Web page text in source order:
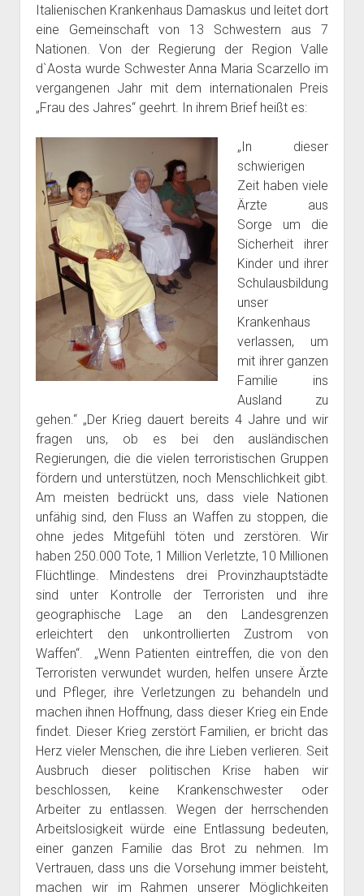
Italienischen Krankenhaus Damaskus und leitet dort
eine Gemeinschaft von 13 Schwestern aus 7
Nationen. Von der Regierung der Region Valle
d`Aosta wurde Schwester Anna Maria Scarzello im
vergangenen Jahr mit dem internationalen Preis
„Frau des Jahres“ geehrt. In ihrem Brief heißt es:
„In dieser
schwierigen
Zeit haben viele
Ärzte aus
Sorge um die
Sicherheit ihrer
Kinder und ihrer
Schulausbildung
unser
Krankenhaus
verlassen, um
mit ihrer ganzen
Familie ins
Ausland zu
gehen.“ „Der Krieg dauert bereits 4 Jahre und wir
fragen uns, ob es bei den ausländischen
Regierungen, die die vielen terroristischen Gruppen
fördern und unterstützen, noch Menschlichkeit gibt.
Am meisten bedrückt uns, dass viele Nationen
unfähig sind, den Fluss an Waffen zu stoppen, die
ohne jedes Mitgefühl töten und zerstören. Wir
haben 250.000 Tote, 1 Million Verletzte, 10 Millionen
Flüchtlinge. Mindestens drei Provinzhauptstädte
sind unter Kontrolle der Terroristen und ihre
geographische Lage an den Landesgrenzen
erleichtert den unkontrollierten Zustrom von
Waffen“. „Wenn Patienten eintreffen, die von den
Terroristen verwundet wurden, helfen unsere Ärzte
und Pfleger, ihre Verletzungen zu behandeln und
machen ihnen Hoffnung, dass dieser Krieg ein Ende
findet. Dieser Krieg zerstört Familien, er bricht das
Herz vieler Menschen, die ihre Lieben verlieren. Seit
Ausbruch dieser politischen Krise haben wir
beschlossen, keine Krankenschwester oder
Arbeiter zu entlassen. Wegen der herrschenden
Arbeitslosigkeit würde eine Entlassung bedeuten,
einer ganzen Familie das Brot zu nehmen. Im
Vertrauen, dass uns die Vorsehung immer beisteht,
machen wir im Rahmen unserer Möglichkeiten